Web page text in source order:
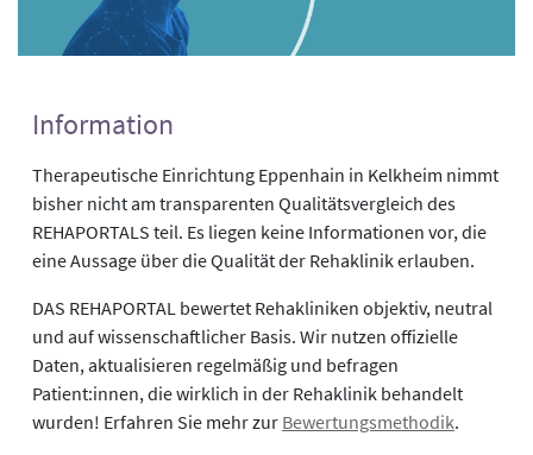
Information
Therapeutische Einrichtung Eppenhain in Kelkheim nimmt
bisher nicht am transparenten Qualitätsvergleich des
REHAPORTALS teil. Es liegen keine Informationen vor, die
eine Aussage über die Qualität der Rehaklinik erlauben.
DAS REHAPORTAL bewertet Rehakliniken objektiv, neutral
und auf wissenschaftlicher Basis. Wir nutzen offizielle
Daten, aktualisieren regelmäßig und befragen
Patient:innen, die wirklich in der Rehaklinik behandelt
wurden! Erfahren Sie mehr zur Bewertungsmethodik.